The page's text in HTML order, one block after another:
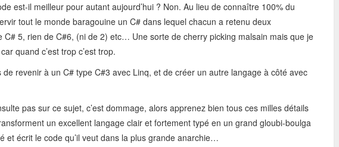
est-il meilleur pour autant aujourd’hui ? Non. Au lieu de connaître 100% du
tout le monde baragouine un C# dans lequel chacun a retenu deux
C# 5, rien de C#6, (ni de 2) etc… Une sorte de cherry picking malsain mais que je
quand c’est trop c’est trop.
revenir à un C# type C#3 avec Linq, et de créer un autre langage à côté avec
pas sur ce sujet, c’est dommage, alors apprenez bien tous ces milles détails
un excellent langage clair et fortement typé en un grand gloubi-boulga
et écrit le code qu’il veut dans la plus grande anarchie…